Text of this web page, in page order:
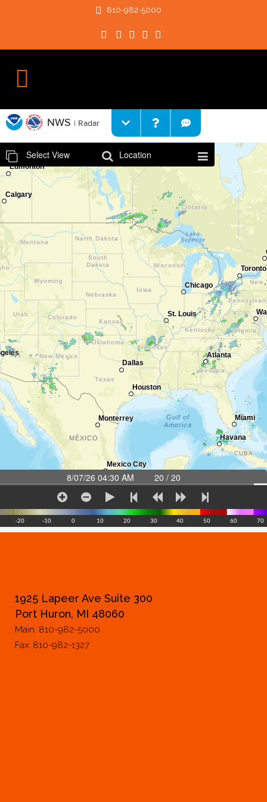
810-982-5000
1925 Lapeer Ave Suite 300
Port Huron, MI 48060
Main: 810-982-5000
Fax: 810-982-1327